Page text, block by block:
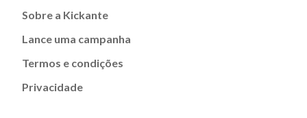
Sobre a Kickante
Lance uma campanha
Termos e condições
Privacidade